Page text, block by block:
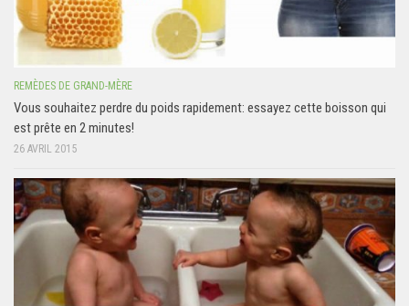
REMÈDES DE GRAND-MÈRE
Vous souhaitez perdre du poids rapidement: essayez cette boisson qui
est prête en 2 minutes!
26 AVRIL 2015